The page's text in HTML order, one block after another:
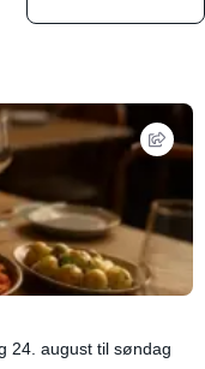
24. august til søndag